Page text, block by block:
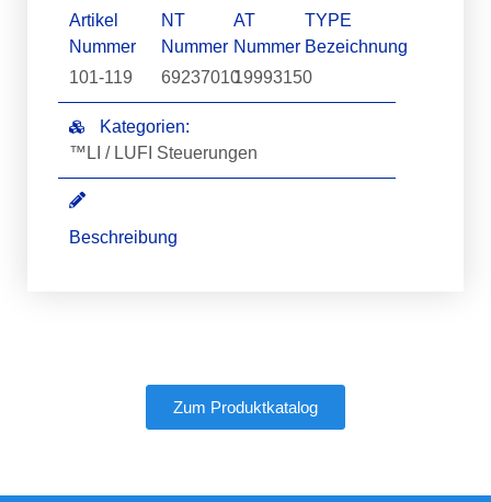
Artikel
Nummer
101-119
NT
Nummer
69237010
AT
Nummer
19993150
TYPE
Bezeichnung
Kategorien:
™LI / LUFI Steuerungen
Beschreibung
Zum Produktkatalog